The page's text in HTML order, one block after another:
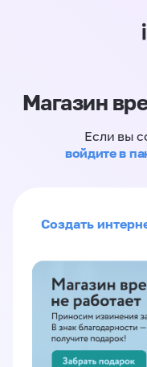
Магазин
Если вы
войдите в
Создать